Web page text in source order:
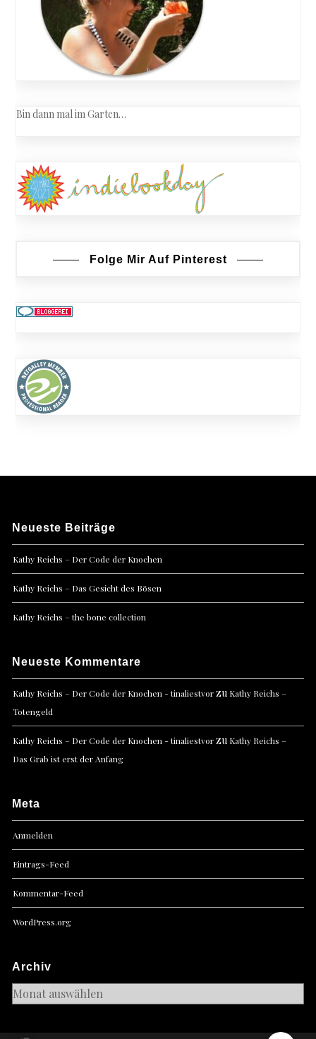
Bin dann mal im Garten…
Folge Mir Auf Pinterest
Neueste Beiträge
Kathy Reichs – Der Code der Knochen
Kathy Reichs – Das Gesicht des Bösen
Kathy Reichs – the bone collection
Neueste Kommentare
Kathy Reichs – Der Code der Knochen - tinaliestvorzu Kathy Reichs –
Totengeld
Kathy Reichs – Der Code der Knochen - tinaliestvorzu Kathy Reichs –
Das Grab ist erst der Anfang
Meta
Anmelden
Eintrags-Feed
Kommentar-Feed
WordPress.org
Archiv
Archiv